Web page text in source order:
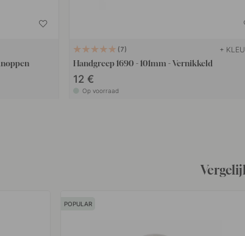
7 +
Handgreep 1690 - 101mm - Vernikkeld
12 €
Op voorraad
POPULAR